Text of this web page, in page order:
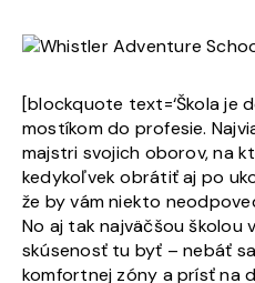
[blockquote text=‘Škola je
mostíkom do profesie.
majstri svojich oborov, na
kedykoľvek obrátiť aj po
že by vám niekto
No aj tak najväčšou školou
skúsenosť tu byť – nebáť
komfortnej zóny a prísť na